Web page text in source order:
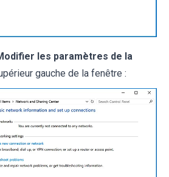
les paramètres de la
gauche de la fenêtre :